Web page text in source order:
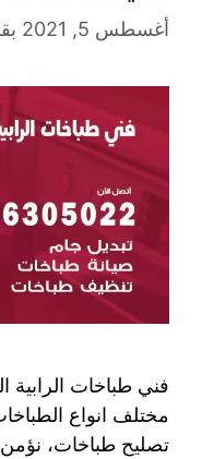
أغسطس 5, 2021
فني طباخات
مختلف انواع الطباخات
تصليح طباخات،